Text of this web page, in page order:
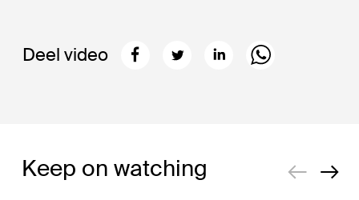
Deel video
Keep on watching